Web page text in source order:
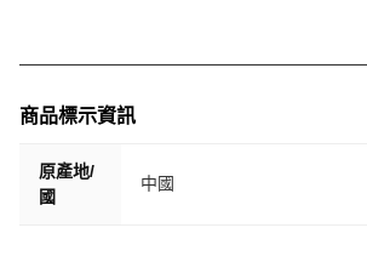
商品標示資訊
原產地/
國
中國